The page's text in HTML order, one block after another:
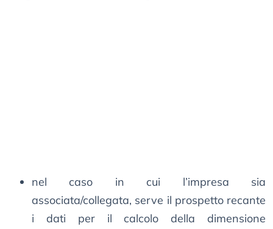
nel caso in cui l’impresa sia
associata/collegata, serve il prospetto recante
i dati per il calcolo della dimensione